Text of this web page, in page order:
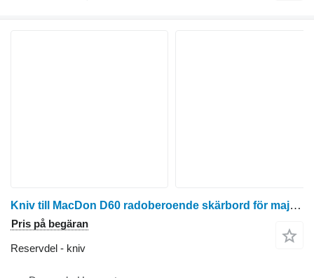
Kniv till MacDon D60 radoberoende skärbord för majsskörd
Pris på begäran
Reservdel - kniv